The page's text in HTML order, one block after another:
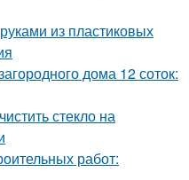
из пластиковых
дома 12 соток:
стекло на
работ: